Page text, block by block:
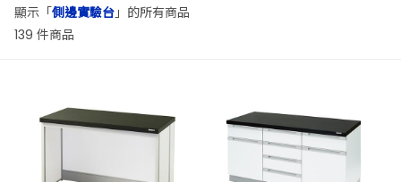
顯示「側邊實驗台」的所有商品
139 件商品